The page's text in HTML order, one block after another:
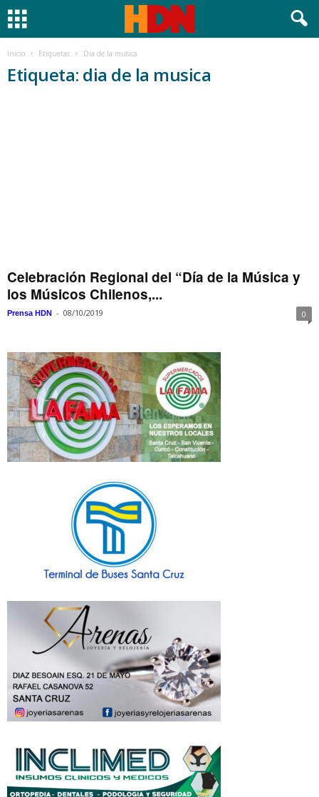
Inicio Etiquetas Dia de la musica
Etiqueta: dia de la musica
Celebración Regional del “Día de la Música y
los Músicos Chilenos,...
Prensa HDN - 08/10/2019 0